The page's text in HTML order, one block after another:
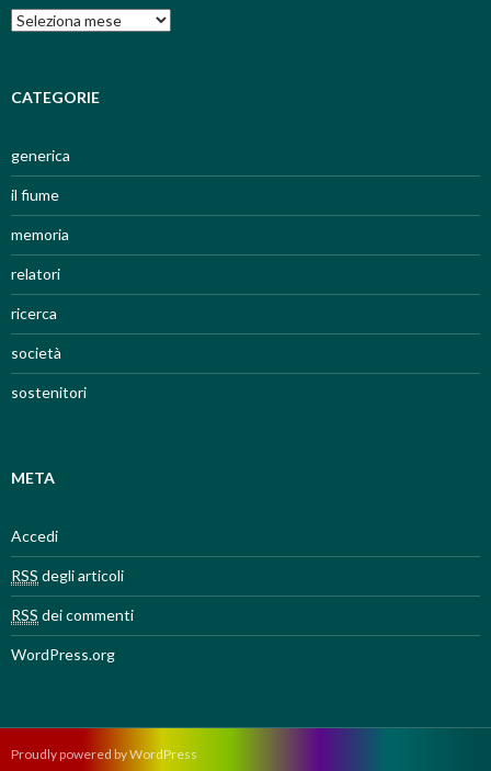
Archivi
CATEGORIE
generica
il fiume
memoria
relatori
ricerca
società
sostenitori
META
Accedi
RSS degli articoli
RSS dei commenti
WordPress.org
Proudly powered by WordPress